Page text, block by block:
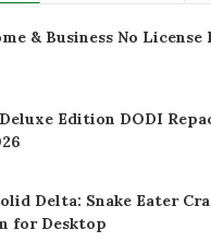
& Business No License
Edition DODI
Delta: Snake Eater
for Desktop